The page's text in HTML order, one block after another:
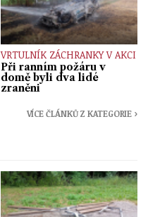
VRTULNÍK ZÁCHRANKY V AKCI
Při ranním požáru v
domě byli dva lidé
zraněni
VÍCE ČLÁNKŮ Z KATEGORIE ›